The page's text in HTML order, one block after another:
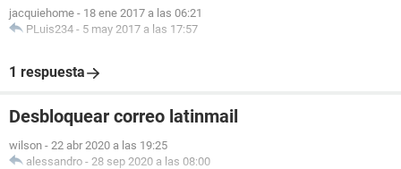
jacquiehome - 18 ene 2017 a las 06:21
PLuis234 - 5 may 2017 a las 17:57
1 respuesta
Desbloquear correo latinmail
wilson - 22 abr 2020 a las 19:25
alessandro - 28 sep 2020 a las 08:00